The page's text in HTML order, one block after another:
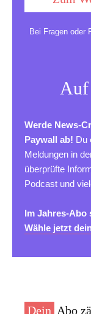
Bei Fragen oder
Auf
Werde News-
Paywall ab! Du
Meldungen in
überprüfte
Podcast und
Im Jahres-Abo
Wähle jetzt
Dein Abo